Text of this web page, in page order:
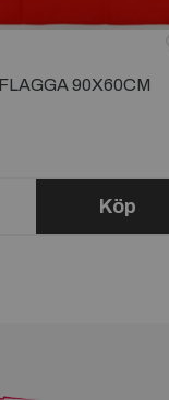
90X60CM
Köp